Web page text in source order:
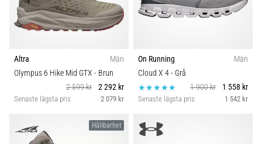
Altra
Män
Olympus 6 Hike Mid GTX - Brun
2 599 kr
2 292 kr
Senaste lägsta pris 2 079 kr
On Running
Män
Cloud X 4- Grå
1 900 kr
1 558 kr
Senaste lägsta pris 1 542 kr
Hållbarhet